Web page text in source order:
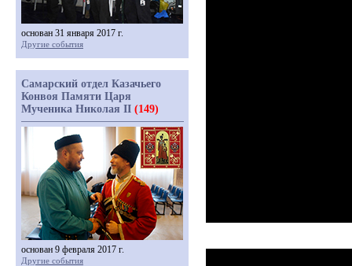
основан 31 января 2017 г.
Другие события
Самарский отдел Казачьего
Конвоя Памяти Царя
Мученика Николая II (149)
основан 9 февраля 2017 г.
Другие события